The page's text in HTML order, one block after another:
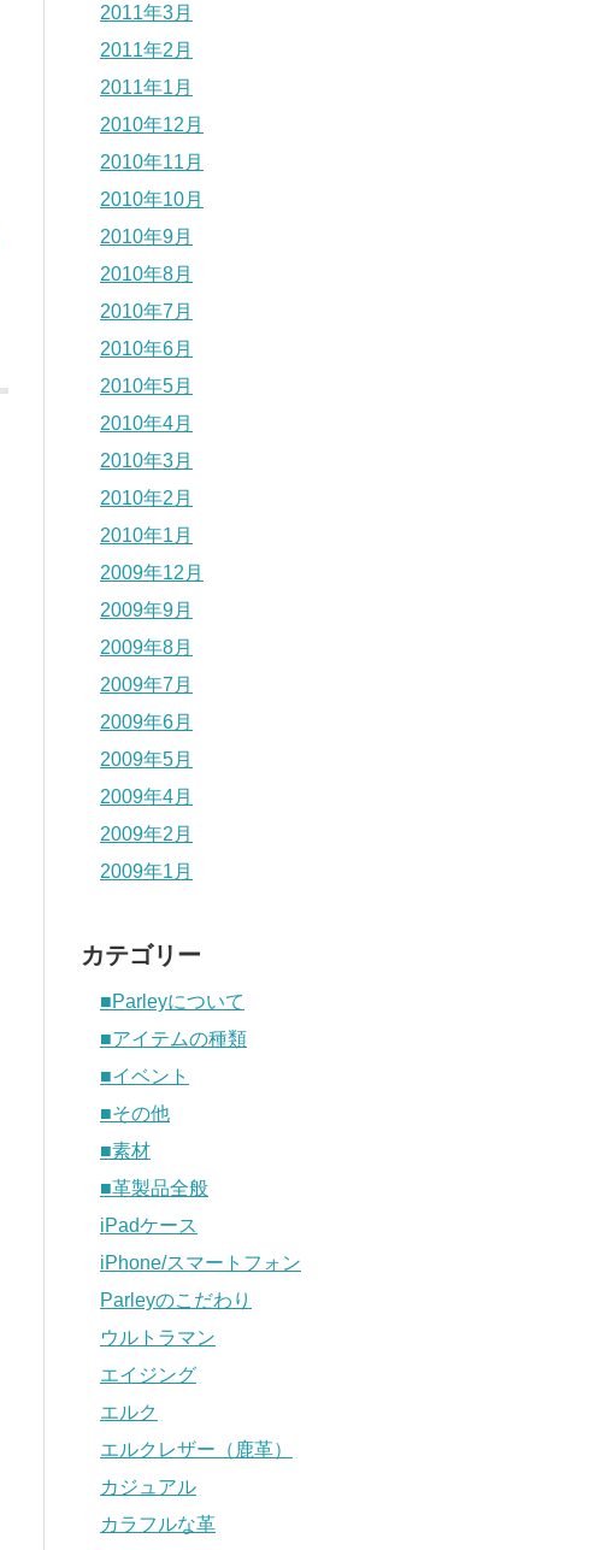
2011年3月
2011年2月
2011年1月
2010年12月
2010年11月
2010年10月
2010年9月
2010年8月
2010年7月
2010年6月
2010年5月
2010年4月
2010年3月
2010年2月
2010年1月
2009年12月
2009年9月
2009年8月
2009年7月
2009年6月
2009年5月
2009年4月
2009年2月
2009年1月
カテゴリー
■Parleyについて
■アイテムの種類
■イベント
■その他
■素材
■革製品全般
iPadケース
iPhone/スマートフォン
Parleyのこだわり
ウルトラマン
エイジング
エルク
エルクレザー（鹿革）
カジュアル
カラフルな革